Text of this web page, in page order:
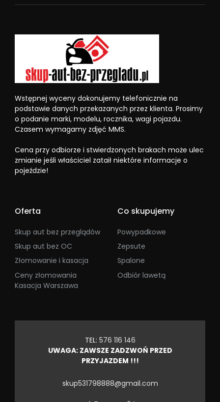
Wstępnej wyceny dokonujemy telefonicznie na
podstawie danych przekazanych przez klienta. Prosimy
o podanie marki, modelu, rocznika, wagi pojazdu.
Czasem wymagamy zdjęć MMS.
Cena przy odbiorze i stwierdzonych brakach może ulec
zmianie jeśli właściciel zataił niektóre informacje o
pojeździe!
Oferta
Skup aut bez przeglądów
Skup aut bez OC
Złomowanie i kasacja
Ceny złomowania
Kasacja Warszawa
Co skupujemy
Powypadkowe
Zepsute
Spalone
Odbiór lawetą
TEL: 576 116 146
UWAGA: ZAWSZE ZADZWOŃ PRZED
PRZYJAZDEM !!!
skup531798888@gmail.com